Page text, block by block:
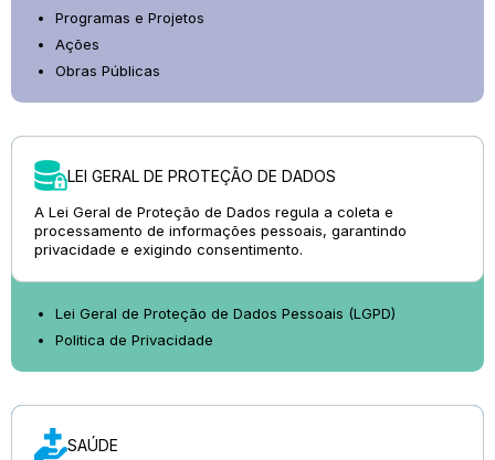
Programas e Projetos
Ações
Obras Públicas
LEI GERAL DE PROTEÇÃO DE DADOS
A Lei Geral de Proteção de Dados regula a coleta e
processamento de informações pessoais, garantindo
privacidade e exigindo consentimento.
Lei Geral de Proteção de Dados Pessoais (LGPD)
Politica de Privacidade
SAÚDE